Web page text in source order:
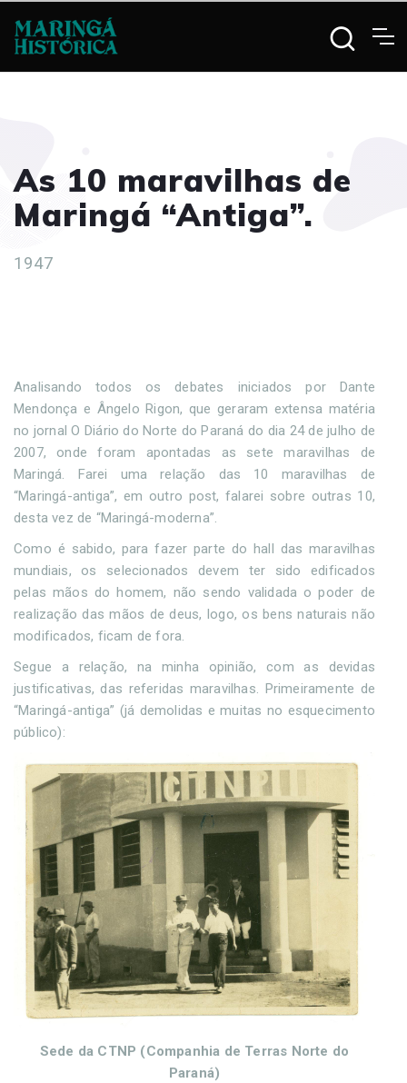
As 10 maravilhas de
Maringá “Antiga”.
1947
Analisando todos os debates iniciados por Dante
Mendonça e Ângelo Rigon, que geraram extensa matéria
no jornal O Diário do Norte do Paraná do dia 24 de julho de
2007, onde foram apontadas as sete maravilhas de
Maringá. Farei uma relação das 10 maravilhas de
“Maringá-antiga”, em outro post, falarei sobre outras 10,
desta vez de “Maringá-moderna”.
Como é sabido, para fazer parte do hall das maravilhas
mundiais, os selecionados devem ter sido edificados
pelas mãos do homem, não sendo validada o poder de
realização das mãos de deus, logo, os bens naturais não
modificados, ficam de fora.
Segue a relação, na minha opinião, com as devidas
justificativas, das referidas maravilhas. Primeiramente de
“Maringá-antiga” (já demolidas e muitas no esquecimento
público):
Sede da CTNP (Companhia de Terras Norte do
Paraná)